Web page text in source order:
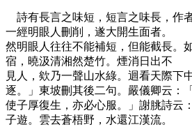
詩有長言之味短，短言之味長，作
一經明眼人刪削，遂大開生面者。
然明眼人往往不能補短，但能截長。
宿，曉汲清湘然楚竹。煙消日出不
見人，欸乃一聲山水綠。迴看天際下
逐。」東坡刪其後二句。嚴儀卿云：「
使子厚復生，亦必心服。」謝朓詩云
子遊。雲去蒼梧野，水還江漢流。